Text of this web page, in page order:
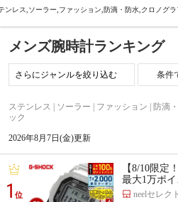
ンレス,ソーラー,ファッション,防滴・防水,クロノグラ
メンズ腕時計ランキング
条件
ステンレス | ソーラー | ファッション | 防滴
ック
2026年8月7日(金)更新
1位
【8/10限定
最大1万ポイ
neelセレク